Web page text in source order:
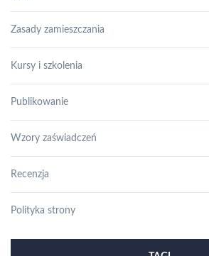
Zasady zamieszczania
Kursy i szkolenia
Publikowanie
Wzory zaświadczeń
Recenzja
Polityka strony